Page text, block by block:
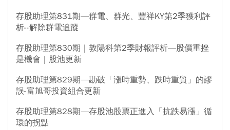
存股助理第831期—群電、群光、豐祥KY第2季獲利評
析--解除群電追蹤
存股助理第830期｜敦陽科第2季財報評析—股價重挫
是機會｜股池更新
存股助理第829期—勘破「漲時重勢、跌時重質」的謬
誤-富旭哥投資組合更新
存股助理第828期—存股池股票正進入「抗跌易漲」循
環的拐點